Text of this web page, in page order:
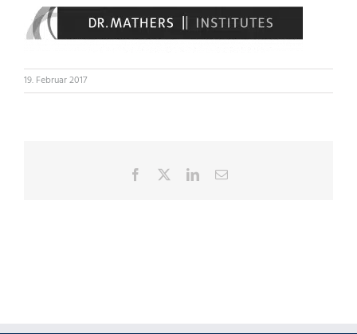
19. Februar 2017
Facebook LinkedIn
E-